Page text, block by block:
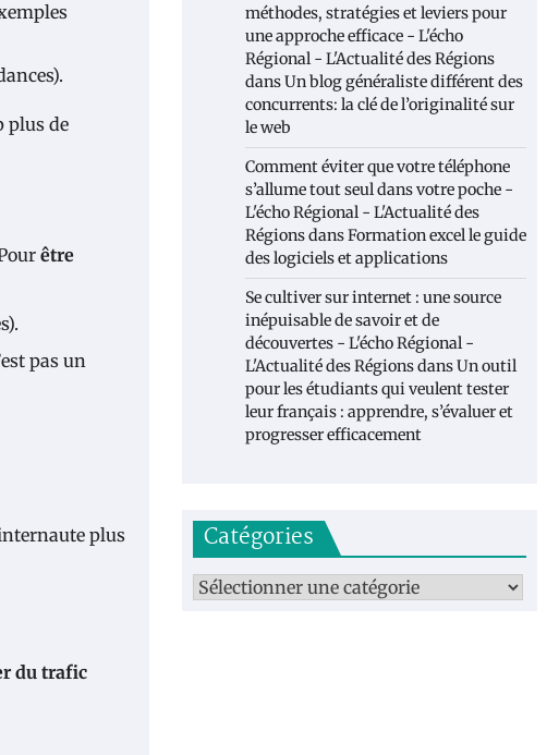
plus de
être
pas un
plus
du trafic
méthodes, stratégies et leviers pour
une approche efficace - L'écho
Régional - L'Actualité des Régions
dansUn blog généraliste différent des
concurrents: la clé de l’originalité sur
le web
Comment éviter que votre téléphone
s’allume tout seul dans votre poche -
L'écho Régional - L'Actualité des
RégionsdansFormation excel le guide
des logiciels et applications
Se cultiver sur internet : une source
inépuisable de savoir et de
découvertes - L'écho Régional -
L'Actualité des RégionsdansUn outil
pour les étudiants qui veulent tester
leur français : apprendre, s’évaluer et
progresser efficacement
Catégories
Catégories